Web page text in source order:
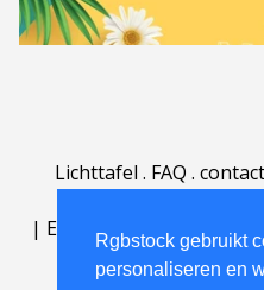
Rgbstock gebruikt
personaliseren en
Lichttafel . FAQ . contact
| English | Deutsch